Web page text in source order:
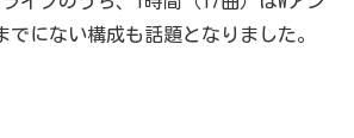
でにない構成も話題となりました。